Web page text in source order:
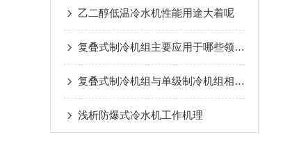
乙二醇低温冷水机性能用途大着呢
复叠式制冷机组主要应用于哪些领域？
复叠式制冷机组与单级制冷机组相比有哪些优势？
浅析​防爆式冷水机工作机理